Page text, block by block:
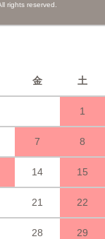
rights reserved.
金 土
1
7 8
14 15
21 22
28 29